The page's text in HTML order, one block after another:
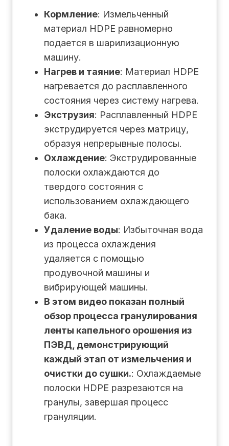
Кормление: Измельченный
материал HDPE равномерно
подается в шарилизационную
машину.
Нагрев и таяние: Материал HDPE
нагревается до расплавленного
состояния через систему нагрева.
Экструзия: Расплавленный HDPE
экструдируется через матрицу,
образуя непрерывные полосы.
Охлаждение: Экструдированные
полоски охлаждаются до
твердого состояния с
использованием охлаждающего
бака.
Удаление воды: Избыточная вода
из процесса охлаждения
удаляется с помощью
продувочной машины и
вибрирующей машины.
В этом видео показан полный
обзор процесса гранулирования
ленты капельного орошения из
ПЭВД, демонстрирующий
каждый этап от измельчения и
очистки до сушки.: Охлаждаемые
полоски HDPE разрезаются на
гранулы, завершая процесс
грануляции.